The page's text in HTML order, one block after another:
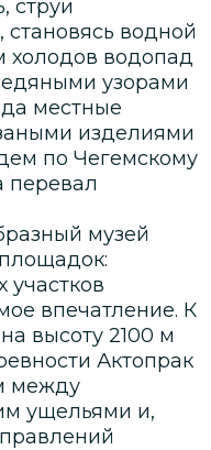
струи
становясь водной
холодов водопад
узорами
местные
изделиями
по Чегемскому
перевал
музей
впечатление. К
высоту 2100 м
Актопрак
между
ущельями и,